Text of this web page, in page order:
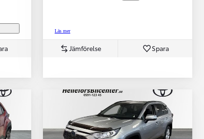
Toyota
När varje jobb
Läs mer
Jämförelse Spara